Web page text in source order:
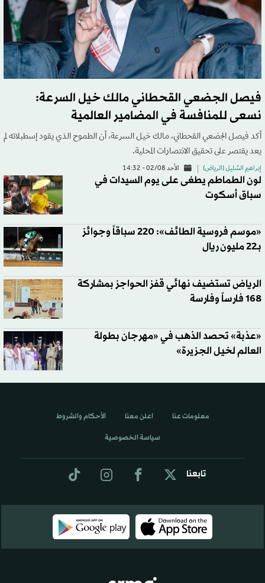
فيصل الجضعي القحطاني مالك خيل السرعة:
نسعى للمنافسة في المضامير العالمية
أكد فيصل الجضعي القحطاني، مالك خيل السرعة، أن الطموح الذي يقود إسطبلاته لم
يعد يقتصر على تحقيق الانتصارات المحلية.
إبراهيم الشليل (الرياض) الأحد 02/08 - 14:32
لون الطماطم يطغى على يوم السيدات في
سباق أسكوت
«موسم فروسية الطائف»: 220 سباقاً وجوائز
بـ22 مليون ريال
الرياض تستضيف نهائي قفز الحواجز بمشاركة
168 فارساً وفارسة
«عذبة» تحصد الذهب في «مهرجان بطولة
العالم لخيل الجزيرة»
تابعنا
معلومات عنا اعلن معنا الأحكام والشروط
سياسة الخصوصية